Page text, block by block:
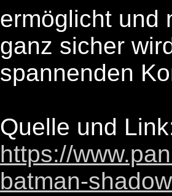
ermöglicht und
ganz sicher
spannenden
Quelle und
https://
batman-